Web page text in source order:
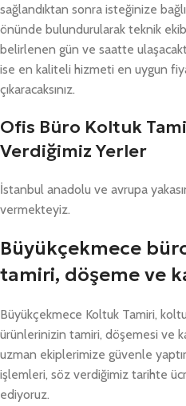
sağlandıktan sonra isteğinize
önünde bulundurularak teknik
belirlenen gün ve saatte
ise en kaliteli hizmeti en uygun
çıkaracaksınız.
Ofis Büro Koltuk
Verdiğimiz Yerler
İstanbul anadolu ve avrupa
vermekteyiz.
Büyükçekmece
tamiri, döşeme ve
Büyükçekmece Koltuk Tamiri,
ürünlerinizin tamiri, döşemesi ve
uzman ekiplerimize güvenle
işlemleri, söz verdiğimiz tarihte
ediyoruz.